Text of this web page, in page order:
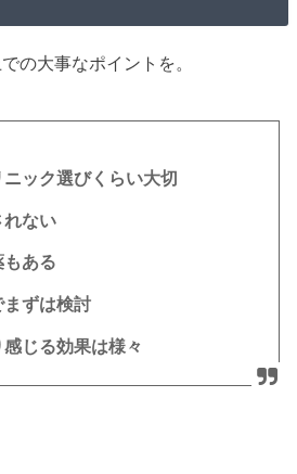
の大事なポイントを。
ック選びくらい大切
れない
ある
ずは検討
じる効果は様々